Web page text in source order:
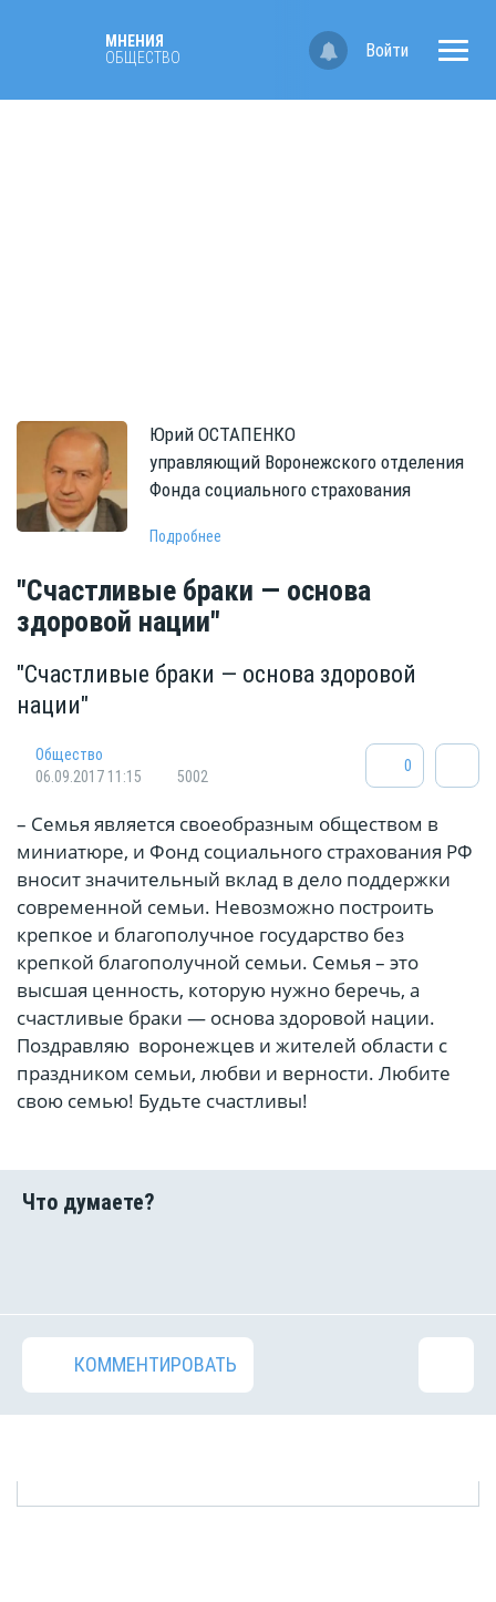
МНЕНИЯ
ОБЩЕСТВО
Войти
Юрий ОСТАПЕНКО
управляющий Воронежского отделения
Фонда социального страхования
Подробнее
"Счастливые браки — основа
здоровой нации"
"Счастливые браки — основа здоровой
нации"
Общество
06.09.2017 11:15
5002
0
– Семья является своеобразным обществом в
миниатюре, и Фонд социального страхования РФ
вносит значительный вклад в дело поддержки
современной семьи. Невозможно построить
крепкое и благополучное государство без
крепкой благополучной семьи. Семья – это
высшая ценность, которую нужно беречь, а
счастливые браки — основа здоровой нации.
Поздравляю воронежцев и жителей области с
праздником семьи, любви и верности. Любите
свою семью! Будьте счастливы!
КОММЕНТИРОВАТЬ